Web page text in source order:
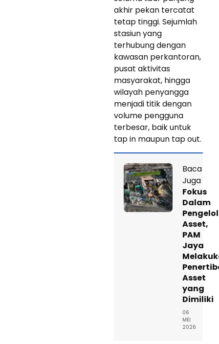
akhir pekan tercatat
tetap tinggi. Sejumlah
stasiun yang
terhubung dengan
kawasan perkantoran,
pusat aktivitas
masyarakat, hingga
wilayah penyangga
menjadi titik dengan
volume pengguna
terbesar, baik untuk
tap in maupun tap out.
Baca
Juga
Fokus
Dalam
Asset,
PAM
Jaya
Asset
yang
Dimiliki
06
MEI
2026